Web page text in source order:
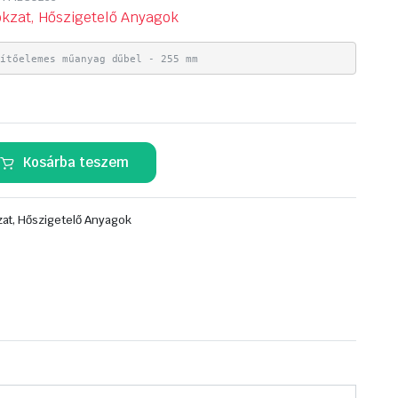
Hőszigetelő Anyagok
műanyag dűbel - 255 mm
Kosárba teszem
Hőszigetelő Anyagok